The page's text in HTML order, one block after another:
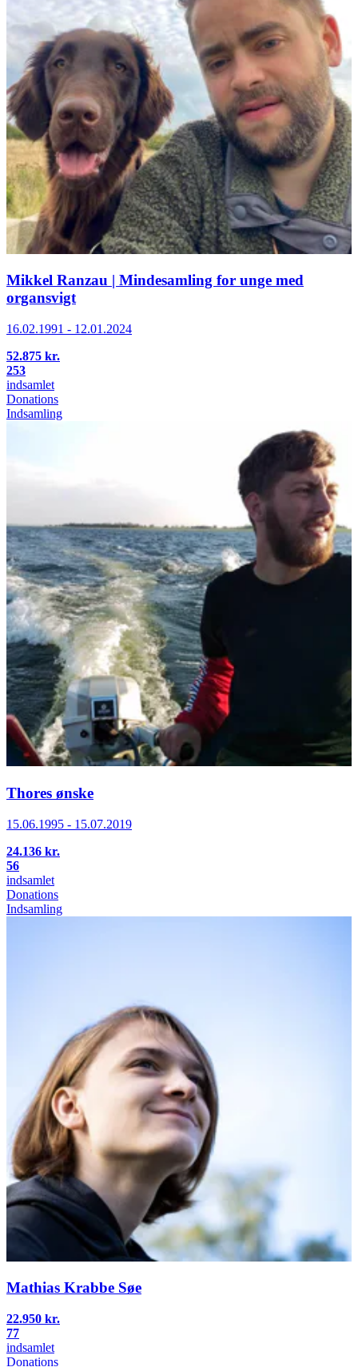
Mikkel Ranzau | Mindesamling for unge med
organsvigt
16.02.1991 - 12.01.2024
52.875 kr.
253
indsamlet
Donations
Indsamling
Thores ønske
15.06.1995 - 15.07.2019
24.136 kr.
56
indsamlet
Donations
Indsamling
Mathias Krabbe Søe
22.950 kr.
77
indsamlet
Donations